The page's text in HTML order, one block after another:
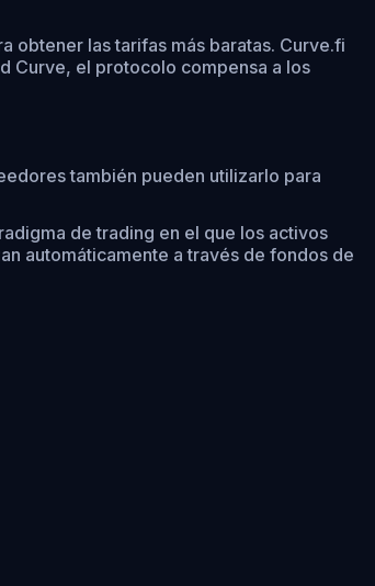
obtener las tarifas más baratas. Curve.fi
Curve, el protocolo compensa a los
también pueden utilizarlo para
de trading en el que los activos
automáticamente a través de fondos de